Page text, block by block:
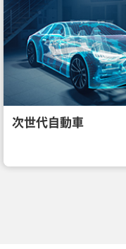
次世代自動車